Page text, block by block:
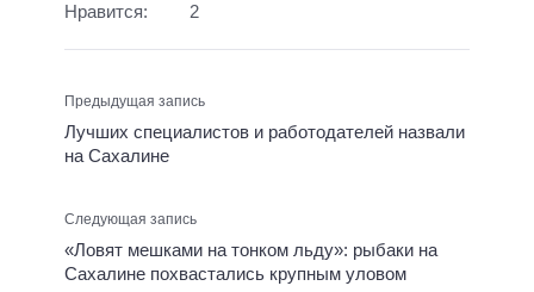
Нравится: 2
Предыдущая запись
Лучших специалистов и работодателей назвали
на Сахалине
Следующая запись
«Ловят мешками на тонком льду»: рыбаки на
Сахалине похвастались крупным уловом